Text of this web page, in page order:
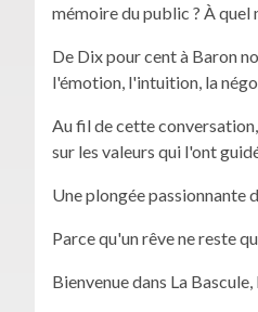
mémoire du public ? À
De Dix pour cent à Baron
l'émotion, l'intuition, la
Au fil de cette
sur les valeurs qui l'ont
Une plongée passionnante
Parce qu'un rêve ne reste
Bienvenue dans La